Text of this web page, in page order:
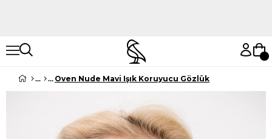
Oven Nude Mavi Işık Koruyucu Gözlük